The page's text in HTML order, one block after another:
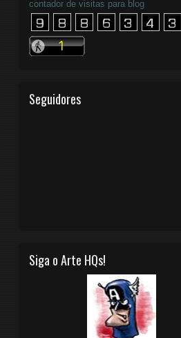
contador de visitas para blog
Seguidores
Siga o Arte HQs!